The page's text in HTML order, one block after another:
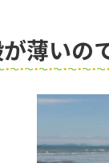
が薄いの